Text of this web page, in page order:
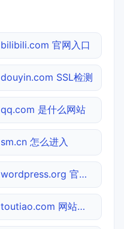
bilibili.com 官网入口
douyin.com SSL检测
qq.com 是什么网站
sm.cn 怎么进入
wordpress.org 官网入口
toutiao.com 网站状态